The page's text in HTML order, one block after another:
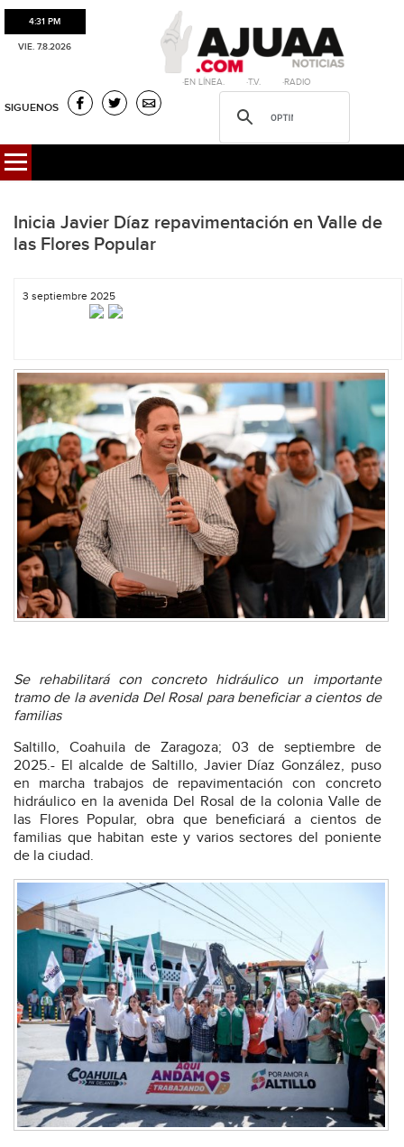
4:31 PM
VIE. 7.8.2026
·EN LÍNEA. ·T.V. ·RADIO
SIGUENOS
Inicia Javier Díaz repavimentación en Valle de
las Flores Popular
3 septiembre 2025
Se rehabilitará con concreto hidráulico un importante
tramo de la avenida Del Rosal para beneficiar a cientos de
familias
Saltillo, Coahuila de Zaragoza; 03 de septiembre de
2025.- El alcalde de Saltillo, Javier Díaz González, puso
en marcha trabajos de repavimentación con concreto
hidráulico en la avenida Del Rosal de la colonia Valle de
las Flores Popular, obra que beneficiará a cientos de
familias que habitan este y varios sectores del poniente
de la ciudad.